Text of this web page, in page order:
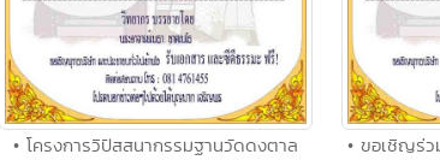
• โครงการวิปัสสนากรรมฐานวัดดงตาล
• ขอเชิญร่